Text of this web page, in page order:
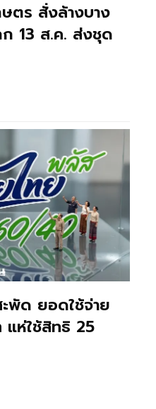
ตร สั่งล้างบาง
13 ส.ค. ส่งชุด
พัด ยอดใช้จ่าย
แห่ใช้สิทธิ 25